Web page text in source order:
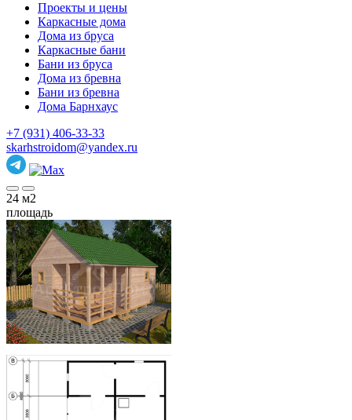
Проекты и цены
Каркасные дома
Дома из бруса
Каркасные бани
Бани из бруса
Дома из бревна
Бани из бревна
Дома Барнхаус
+7 (931) 406-33-33
skarhstroidom@yandex.ru
24 м2
площадь